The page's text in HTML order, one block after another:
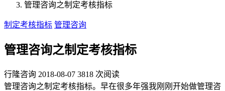
管理咨询之制定考核指标
制定考核指标 管理咨询
管理咨询之制定考核指标
行隆咨询 2018-08-07 3818 次阅读
管理咨询之制定考核指标。早在很多年强我刚刚开始做管理咨